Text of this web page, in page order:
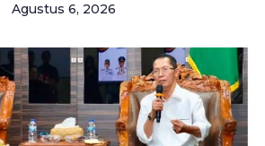
Agustus 6, 2026